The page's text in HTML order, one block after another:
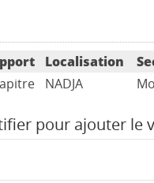
Localisation
NADJA
pour ajouter le